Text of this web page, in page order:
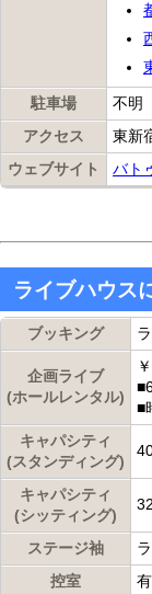
駐車場
不明
アクセス
東新
ウェブサイト
バト
ライブハウス
ブッキング
企画ライブ
(ホールレンタル)
■
キャパシティ
(スタンディング)
キャパシティ
(シッティング)
ステージ袖
控室
有